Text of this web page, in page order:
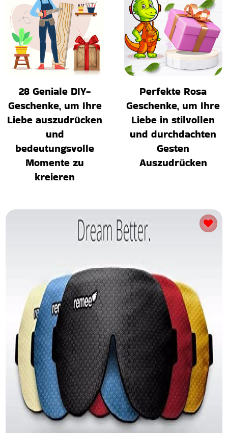
28 Geniale DIY-
Geschenke, um Ihre
Liebe auszudrücken
und
bedeutungsvolle
Momente zu
kreieren
Perfekte Rosa
Geschenke, um Ihre
Liebe in stilvollen
und durchdachten
Gesten
Auszudrücken